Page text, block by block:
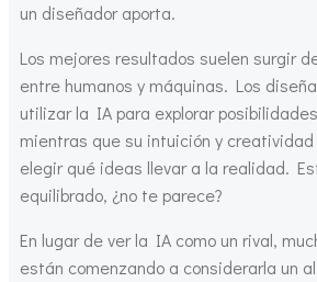
un diseñador aporta.
Los mejores resultados suelen surgir
entre humanos y máquinas. Los
utilizar la IA para explorar
mientras que su intuición y
elegir qué ideas llevar a la realidad.
equilibrado, ¿no te parece?
En lugar de ver la IA como un rival,
están comenzando a considerarla un